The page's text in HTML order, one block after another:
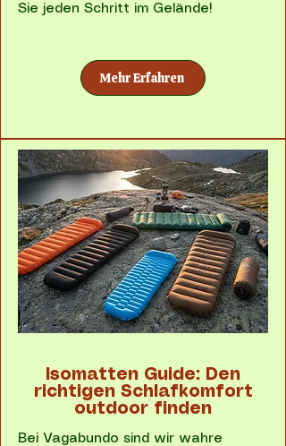
Sie jeden Schritt im Gelände!
Mehr Erfahren
Isomatten Guide: Den
richtigen Schlafkomfort
outdoor finden
Bei Vagabundo sind wir wahre